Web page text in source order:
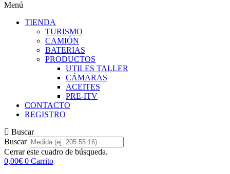
Menú
TIENDA
TURISMO
CAMIÓN
BATERIAS
PRODUCTOS
UTILES TALLER
CÁMARAS
ACEITES
PRE-ITV
CONTACTO
REGISTRO
Buscar
Buscar
Cerrar este cuadro de búsqueda.
0,00€ 0 Carrito